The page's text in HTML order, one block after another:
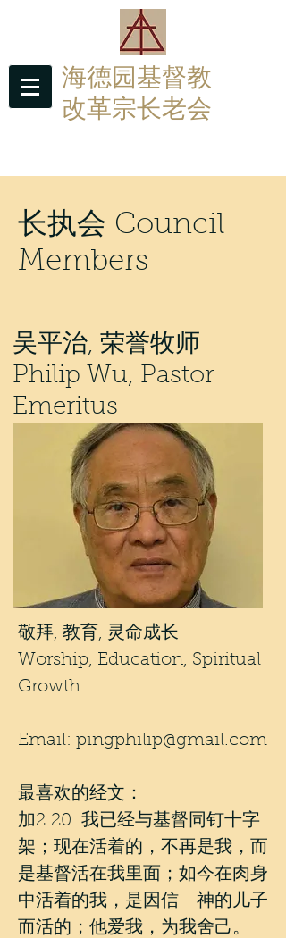
海德园基督教
改革宗长老会
长执会 Council
Members
吴平治, 荣誉牧师
Philip Wu, Pastor
Emeritus
敬拜, 教育, 灵命成长
Worship, Education, Spiritual
Growth
Email: pingphilip@gmail.com
最喜欢的经文：
​加2:20 我已经与基督同钉十字
架；现在活着的，不再是我，而
是基督活在我里面；如今在肉身
中活着的我，是因信 神的儿子
而活的；他爱我，为我舍己。